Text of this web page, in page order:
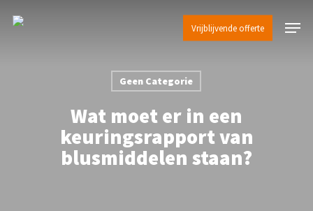
Vrijblijvende offerte Menu
Geen Categorie
Wat moet er in een
keuringsrapport van
blusmiddelen staan?